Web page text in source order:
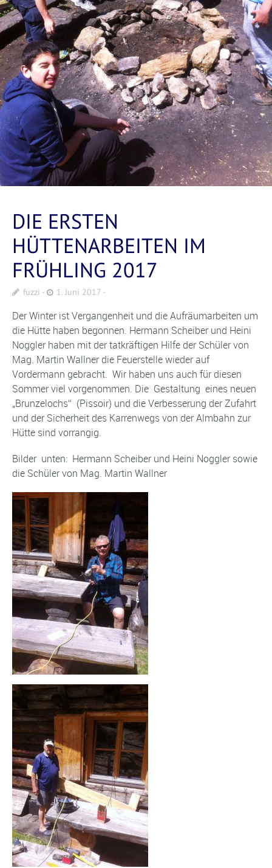
DIE ERSTEN
HÜTTENARBEITEN IM
FRÜHLING 2017
fuzzi 1. Juni 2017
Der Winter ist Vergangenheit und die Aufräumarbeiten um
die Hütte haben begonnen. Hermann Scheiber und Heini
Noggler haben mit der tatkräftigen Hilfe der Schüler von
Mag. Martin Wallner die Feuerstelle wieder auf
Vordermann gebracht. Wir haben uns auch für diesen
Sommer viel vorgenommen. Die Gestaltung eines neuen
„Brunzelochs“ (Pissoir) und die Verbesserung der Zufahrt
und der Sicherheit des Karrenwegs von der Almbahn zur
Hütte sind vorrangig.
Bilder unten: Hermann Scheiber und Heini Noggler sowie
die Schüler von Mag. Martin Wallner